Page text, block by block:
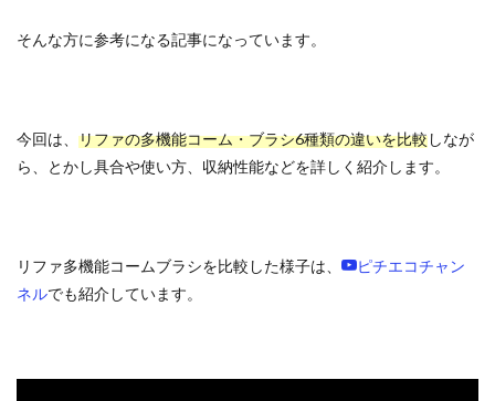
そんな方に参考になる記事になっています。
今回は、 リファの多機能コーム・ブラシ6種類の違いを比較しなが
ら、とかし具合や使い方、収納性能などを詳しく紹介します。
リファ多機能コームブラシを比較した様子は、
ピチエコチャン
ネルでも紹介しています。